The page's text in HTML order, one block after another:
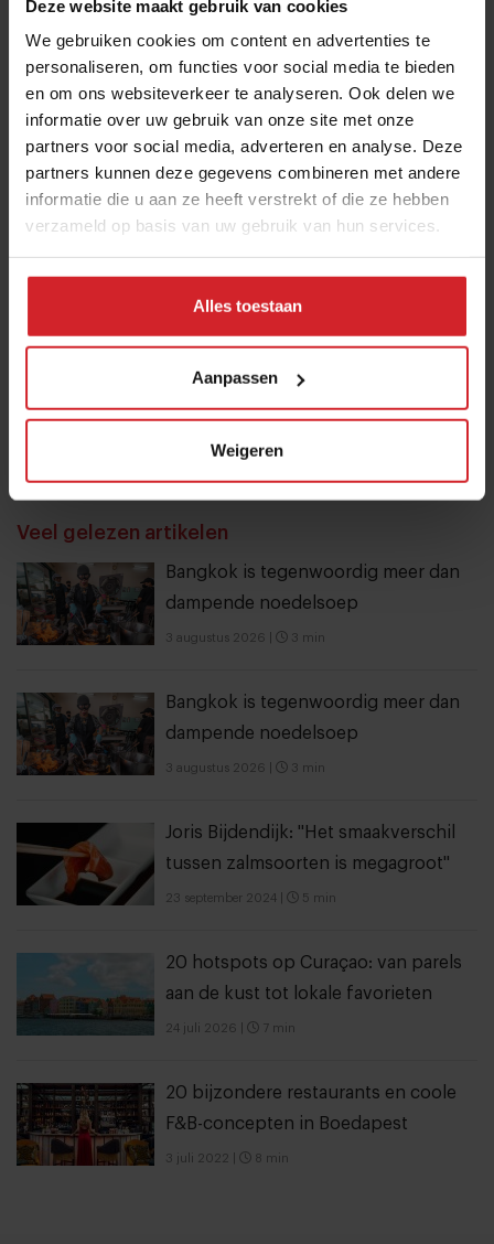
Deze website maakt gebruik van cookies
We gebruiken cookies om content en advertenties te
personaliseren, om functies voor social media te bieden
en om ons websiteverkeer te analyseren. Ook delen we
informatie over uw gebruik van onze site met onze
partners voor social media, adverteren en analyse. Deze
partners kunnen deze gegevens combineren met andere
informatie die u aan ze heeft verstrekt of die ze hebben
verzameld op basis van uw gebruik van hun services.
Alles toestaan
Aanpassen
Weigeren
terug in haar artikelen.
Meld je gratis aan voor het Food Inspiration
Magazine!
THANKS
Ja, ik wil graag eens per maand het digitale magazine
Veel gelezen artikelen
Bangkok is tegenwoordig meer dan
dampende noedelsoep
3 augustus 2026 3 min
Bangkok is tegenwoordig meer dan
dampende noedelsoep
3 augustus 2026 3 min
Joris Bijdendijk: "Het smaakverschil
tussen zalmsoorten is megagroot"
23 september 2024 5 min
20 hotspots op Curaçao: van parels
aan de kust tot lokale favorieten
24 juli 2026 7 min
20 bijzondere restaurants en coole
F&B-concepten in Boedapest
3 juli 2022 8 min